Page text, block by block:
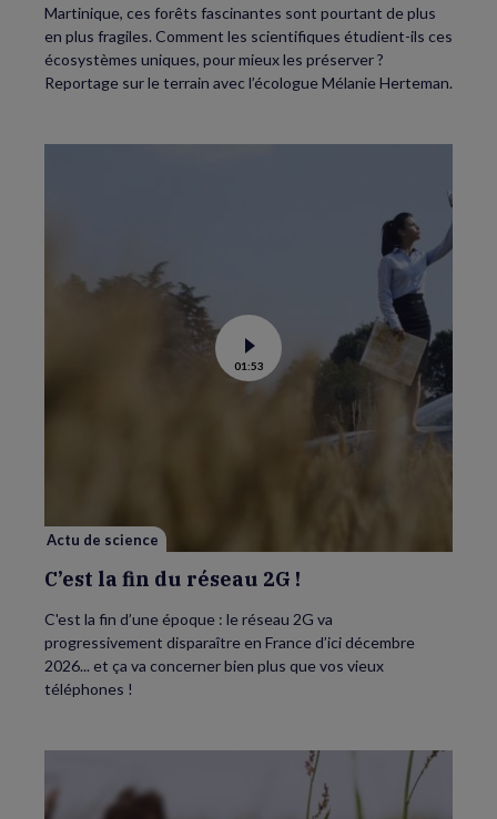
Martinique, ces forêts fascinantes sont pourtant de plus
en plus fragiles. Comment les scientifiques étudient-ils ces
écosystèmes uniques, pour mieux les préserver ?
Reportage sur le terrain avec l’écologue Mélanie Herteman.
Voir
la
vidéo
01:53
Actu de science
C’est la fin du réseau 2G !
C'est la fin d’une époque : le réseau 2G va
progressivement disparaître en France d’ici décembre
2026... et ça va concerner bien plus que vos vieux
téléphones !